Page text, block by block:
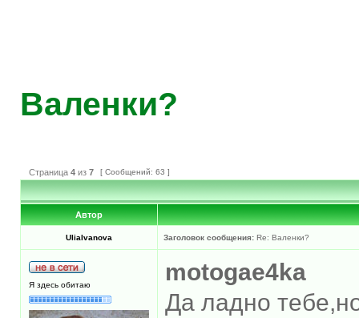
Валенки?
Страница 4 из 7 [ Сообщений: 63 ]
Автор
UliaIvanova Заголовок сообщения: Re: Валенки?
Я здесь обитаю
motogae4ka
Да ладно